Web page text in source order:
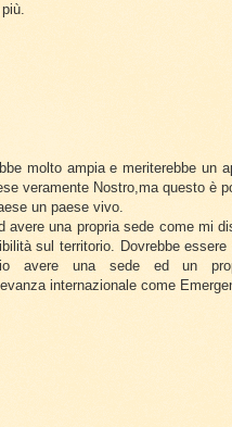
molto ampia e meriterebbe un
veramente Nostro,ma questo è
un paese vivo.
una propria sede come mi
sul territorio. Dovrebbe essere
avere una sede ed un
internazionale come